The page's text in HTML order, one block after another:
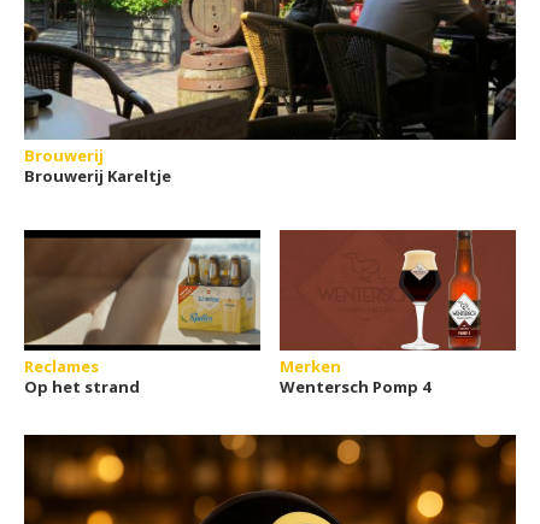
Brouwerij
Brouwerij Kareltje
Reclames
Op het strand
Merken
Wentersch Pomp 4